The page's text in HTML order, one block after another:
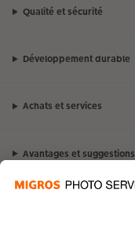
Qualité et sécurité
Développement durable
Achats et services
Avantages et suggestions